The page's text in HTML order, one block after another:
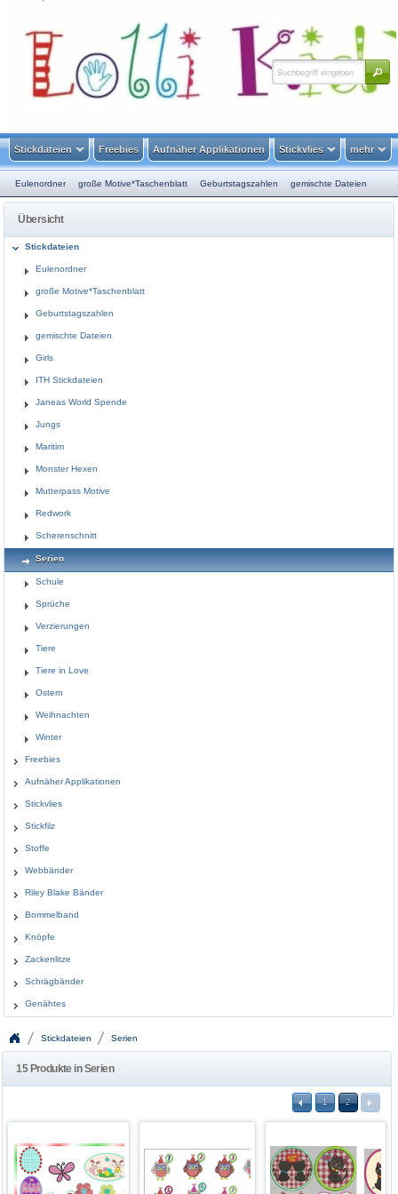
Stickdateien Freebies Aufnäher Applikationen Stickvlies mehr
Eulenordner große Motive*Taschenblatt Geburtstagszahlen gemischte Dateien
Girls ITH Stickdateien Janeas World Spende Jungs Maritim Monster Hexen
Verzierungen
Übersicht
Stickdateien
Eulenordner
große Motive*Taschenblatt
Geburtstagszahlen
gemischte Dateien
Girls
ITH Stickdateien
Janeas World Spende
Jungs
Maritim
Monster Hexen
Mutterpass Motive
Redwork
Scherenschnitt
Serien
Schule
Sprüche
Verzierungen
Tiere
Tiere in Love
Ostern
Weihnachten
Winter
Freebies
Aufnäher Applikationen
Stickvlies
Stickfilz
Stoffe
Webbänder
Riley Blake Bänder
Bommelband
Knöpfe
Zackenlitze
Schrägbänder
Genähtes
Stickdateien Serien
15 Produkte in Serien
1 2